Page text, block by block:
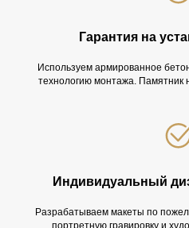
Гарантия на
Используем армированное
технологию монтажа. Памятник
Индивидуальный
Разрабатываем макеты по
портретную гравировку и
«ОренПамятник»
Реальные отзывы клиентов о
памятников в Оренбурге и